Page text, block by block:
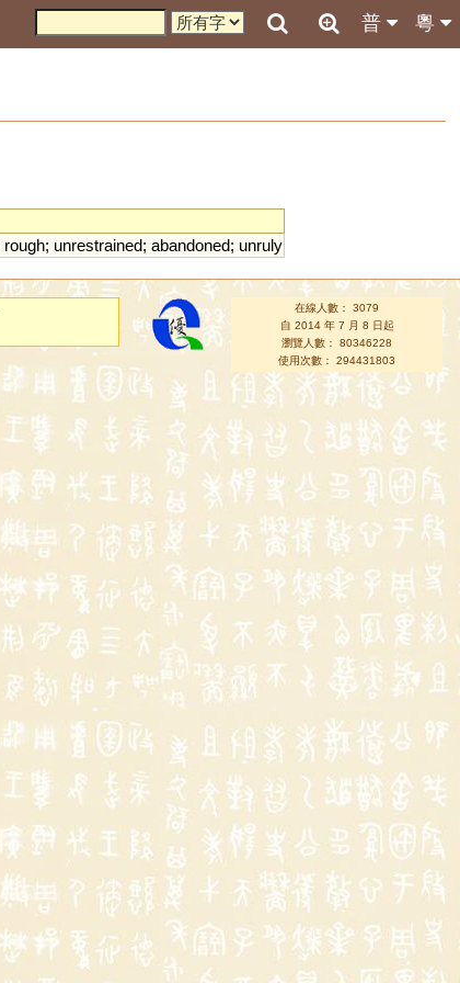
粵
普
rough; unrestrained; abandoned; unruly
在線人數： 3079
自 2014 年 7 月 8 日起
瀏覽人數： 80346228
使用次數： 294431803